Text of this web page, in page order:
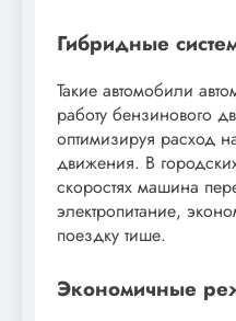
Гибридные
Такие автомобили
работу бензинового
оптимизируя расход
движения. В
скоростях машина
электропитание,
поездку тише.
Экономичные